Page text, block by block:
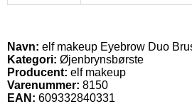
Navn: elf makeup Eyebrow Duo
Kategori: Øjenbrynsbørste
Producent: elf makeup
Varenummer: 8150
EAN: 609332840331